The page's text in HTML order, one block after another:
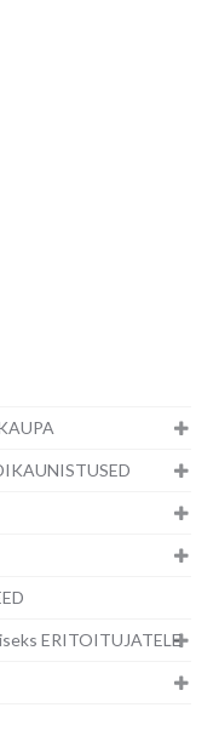
ERITOITUJATELE